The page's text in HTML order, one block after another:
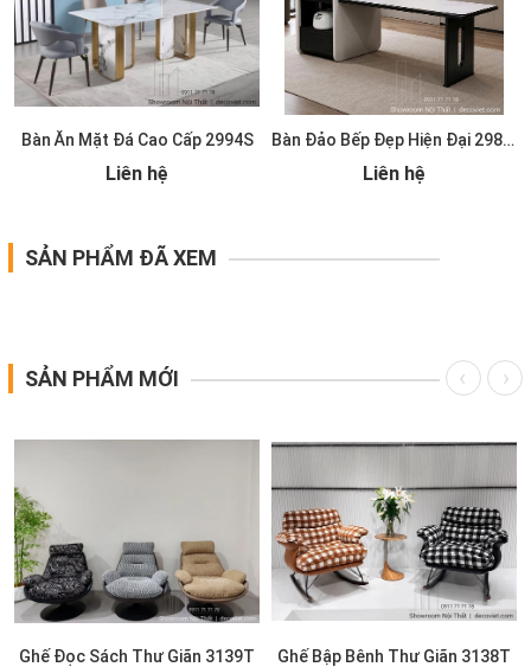
Bàn Ăn Mặt Đá Cao Cấp 2994S
Liên hệ
Bàn Đảo Bếp Đẹp Hiện Đại 2986S
Liên hệ
SẢN PHẨM ĐÃ XEM
SẢN PHẨM MỚI
Ghế Đọc Sách Thư Giãn 3139T
Ghế Bập Bênh Thư Giãn 3138T